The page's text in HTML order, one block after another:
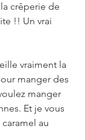
crêperie de
!! Un vrai
vraiment la
manger des
manger
Et je vous
au